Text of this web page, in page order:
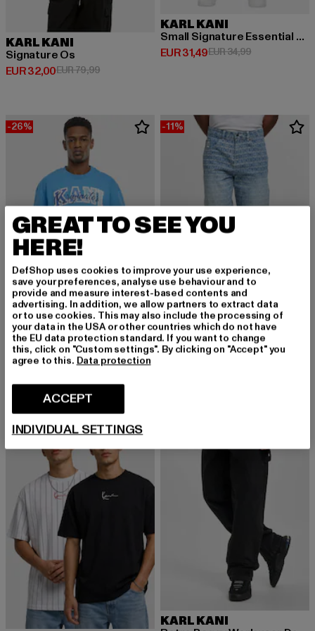
KARL KANI
Signature Os
EUR 32,00
Huidige prijs: EUR 32,00
EUR 79,99Actieprijs: EUR 79,99
KARL KANI
Small Signature Essential Mesh
EUR 31,49
Huidige prijs: EUR 31,49
EUR 34,99Actieprijs:
-26%
KARL KANI
Serif Originator
EUR 25,89
Huidige prijs: EUR 25,89
EUR 34,99Actieprijs: EUR 34,99
-11%
KARL KANI
-45%
KARL KANI
GREAT TO SEE YOU
HERE!
DefShop uses cookies to improve your use experience,
save your preferences, analyse use behaviour and to
provide and measure interest-based contents and
advertising. In addition, we allow partners to extract data
or to use cookies. This may also include the processing of
your data in the USA or other countries which do not have
the EU data protection standard. If you want to change
this, click on "Custom settings". By clicking on "Accept" you
agree to this. Data protection
ACCEPT
INDIVIDUAL SETTINGS